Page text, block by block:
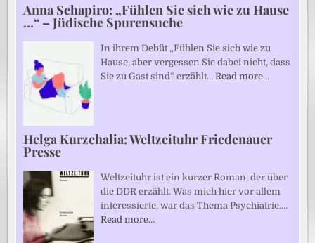
Anna Schapiro: „Fühlen Sie sich wie zu Hause
…“ – Jüdische Spurensuche
In ihrem Debüt „Fühlen Sie sich wie zu
Hause, aber vergessen Sie dabei nicht, dass
Sie zu Gast sind“ erzählt…Read more…
Helga Kurzchalia: Weltzeituhr Friedenauer
Presse
Weltzeituhr ist ein kurzer Roman, der über
die DDR erzählt. Was mich hier vor allem
interessierte, war das Thema Psychiatrie.…
Read more…